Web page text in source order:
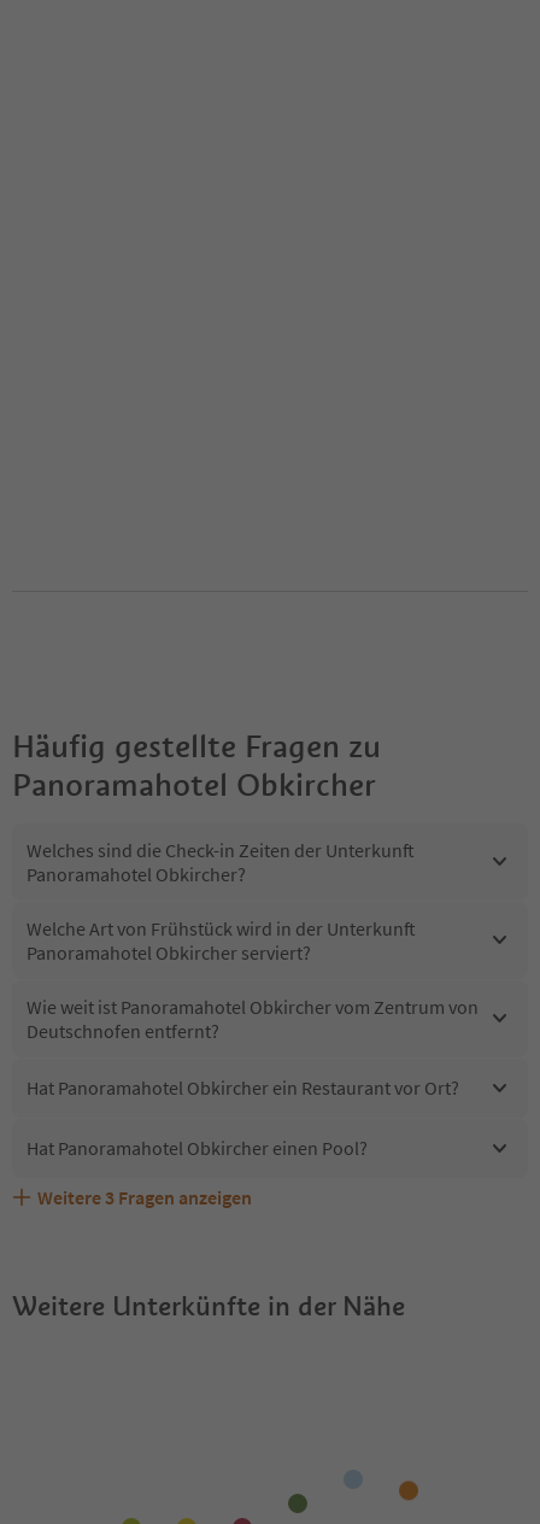
Häufig gestellte Fragen zu
Panoramahotel Obkircher
Welches sind die Check-in Zeiten der Unterkunft
Panoramahotel Obkircher?
Welche Art von Frühstück wird in der Unterkunft
Panoramahotel Obkircher serviert?
Wie weit ist Panoramahotel Obkircher vom Zentrum von
Deutschnofen entfernt?
Hat Panoramahotel Obkircher ein Restaurant vor Ort?
Hat Panoramahotel Obkircher einen Pool?
Sind Haustiere in der Unterkunft Panoramahotel
Welche Services bietet Panoramahotel Obkircher?
Erhalten die Gäste von Panoramahotel Obkircher einen
Weitere 3 Fragen anzeigen
Weitere Unterkünfte in der Nähe